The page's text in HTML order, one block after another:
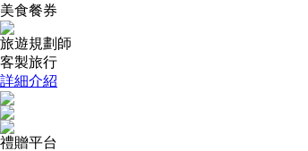
美食餐券
旅遊規劃師
客製旅行
詳細介紹
禮贈平台